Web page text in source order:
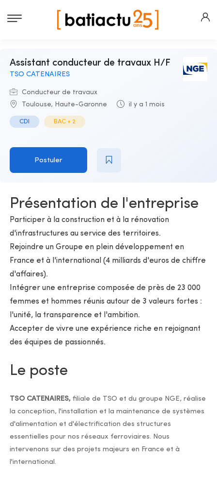
Assistant conducteur de travaux H/F
TSO CATENAIRES
Conducteur de travaux
Toulouse, Haute-Garonne
il y a 1 mois
CDI BAC + 2
Postuler
Présentation de l'entreprise
Participer à la construction et à la rénovation
d'infrastructures au service des territoires.
Rejoindre un Groupe en plein développement en
France et à l'international (4 milliards d'euros de chiffre
d'affaires).
Intégrer une entreprise composée de près de 23 000
femmes et hommes réunis autour de 3 valeurs fortes :
l'unité, la transparence et l'ambition.
Accepter de vivre une expérience riche en rejoignant
des équipes de passionnés.
Le poste
TSO CATENAIRES, filiale de TSO et du groupe NGE, réalise
la conception, l'installation et la maintenance de systèmes
d'alimentation et d'électrification des structures
essentielles pour nos réseaux ferroviaires. Nous
intervenons sur des projets majeurs en France et à
l'international.